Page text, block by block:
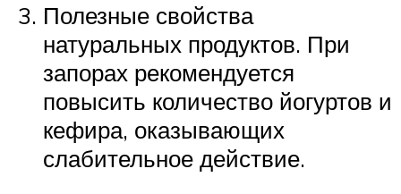
Полезные свойства
натуральных продуктов. При
запорах рекомендуется
повысить количество йогуртов и
кефира, оказывающих
слабительное действие.